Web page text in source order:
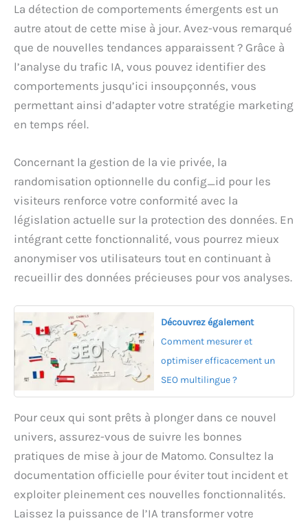
La détection de comportements émergents est un
autre atout de cette mise à jour. Avez-vous remarqué
que de nouvelles tendances apparaissent ? Grâce à
l’analyse du trafic IA, vous pouvez identifier des
comportements jusqu’ici insoupçonnés, vous
permettant ainsi d’adapter votre stratégie marketing
en temps réel.
Concernant la gestion de la vie privée, la
randomisation optionnelle du config_id pour les
visiteurs renforce votre conformité avec la
législation actuelle sur la protection des données. En
intégrant cette fonctionnalité, vous pourrez mieux
anonymiser vos utilisateurs tout en continuant à
recueillir des données précieuses pour vos analyses.
Découvrez également
Comment mesurer et
optimiser efficacement un
SEO multilingue ?
Pour ceux qui sont prêts à plonger dans ce nouvel
univers, assurez-vous de suivre les bonnes
pratiques de mise à jour de Matomo. Consultez la
documentation officielle pour éviter tout incident et
exploiter pleinement ces nouvelles fonctionnalités.
Laissez la puissance de l’IA transformer votre